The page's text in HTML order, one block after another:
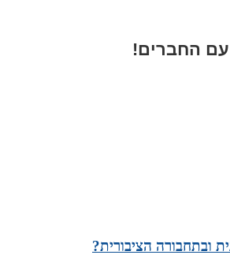
החברים!
ובתחבורה הציבורית?